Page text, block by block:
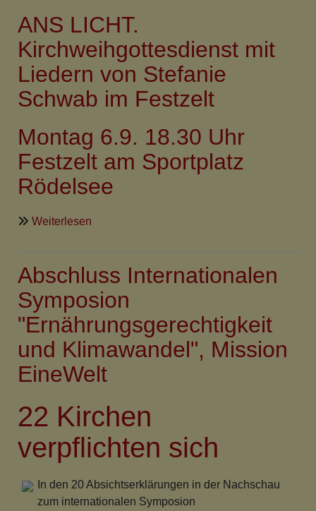
ANS LICHT.
Kirchweihgottesdienst mit
Liedern von Stefanie
Schwab im Festzelt
Montag 6.9. 18.30 Uhr
Festzelt am Sportplatz
Rödelsee
Weiterlesen
Kirchweihgottesdienst
Liedern
von
Stefanie
Schwab
im
Abschluss Internationalen
Symposion
"Ernährungsgerechtigkeit
und Klimawandel", Mission
EineWelt
22 Kirchen
verpflichten sich
In den 20 Absichtserklärungen in der Nachschau
zum internationalen Symposion